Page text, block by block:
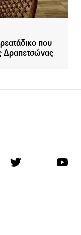
που
Δραπετσώνας